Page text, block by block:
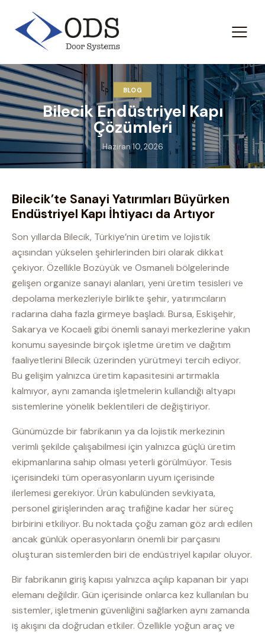
BLOG
Bilecik Endüstriyel Kapı
Çözümleri
Haziran 10, 2026
Bilecik’te Sanayi Yatırımları Büyürken
Endüstriyel Kapı İhtiyacı da Artıyor
Son yıllarda Bilecik, Türkiye’nin üretim ve lojistik
açısından yükselen şehirlerinden biri olarak dikkat
çekiyor. Özellikle Bozüyük ve Osmaneli bölgelerinde
gelişen organize sanayi alanları, yeni üretim tesisleri ve
depolama merkezleriyle birlikte şehir, yatırımcıların
radarına daha fazla girmeye başladı. Bursa, Eskişehir,
Sakarya ve Kocaeli gibi önemli sanayi merkezlerine yakın
konumu sayesinde birçok işletme üretim ve dağıtım
faaliyetlerini Bilecik üzerinden yürütmeyi tercih ediyor.
Bu gelişim yalnızca üretim kapasitesini artırmakla
kalmıyor, aynı zamanda işletmelerin kullandığı altyapı
sistemlerine yönelik beklentileri de değiştiriyor.
Günümüzde bir fabrikanın ya da lojistik merkezinin
verimli şekilde çalışabilmesi için yalnızca güçlü üretim
ekipmanlarına sahip olması yeterli görülmüyor. Tesis
içerisindeki tüm operasyonların uyum içerisinde
ilerlemesi gerekiyor. Ürün kabulünden sevkiyata,
personel girişlerinden araç trafiğine kadar her süreç
birbirini etkiliyor. Bu noktada çoğu zaman göz ardı edilen
ancak günlük operasyonların önemli bir parçasını
oluşturan sistemlerden biri de endüstriyel kapılar oluyor.
Bir fabrikanın giriş kapısı yalnızca açılıp kapanan bir yapı
elemanı değildir. Gün içerisinde onlarca kez kullanılan bu
sistemler, işletmenin güvenliğini sağlarken aynı zamanda
iş akışını da doğrudan etkiler. Özellikle yoğun araç ve